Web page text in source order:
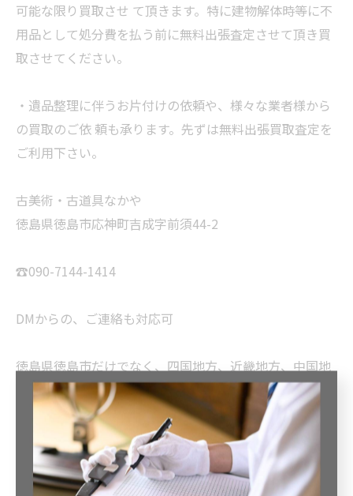
可能な限り買取させ て頂きます。特に建物解体時等に不
用品として処分費を払う前に無料出張査定させて頂き買
取させてください。
・遺品整理に伴うお片付けの依頼や、様々な業者様から
の買取のご依 頼も承ります。先ずは無料出張買取査定を
ご利用下さい。
古美術・古道具なかや
徳島県徳島市応神町吉成字前須44-2
☎️090-7144-1414
DMからの、ご連絡も対応可
徳島県徳島市だけでなく、四国地方、近畿地方、中国地
方、北九州地方に買取実績等多数ございます。遠方だか
らとお気になさらずにご連絡頂ければ幸いです。
#徳島市#買取#昭和レトロ#無料出張買取#骨董